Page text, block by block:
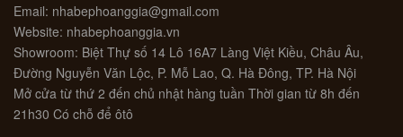
Email: nhabephoanggia@gmail.com
Website: nhabephoanggia.vn
Showroom: Biệt Thự số 14 Lô 16A7 Làng Việt Kiều, Châu Âu,
Đường Nguyễn Văn Lộc, P. Mỗ Lao, Q. Hà Đông, TP. Hà Nội
Mở cửa từ thứ 2 đến chủ nhật hàng tuần Thời gian từ 8h đến
21h30 Có chỗ để ôtô